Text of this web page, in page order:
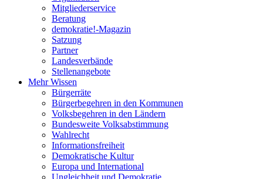
Mitgliederservice
Beratung
demokratie!-Magazin
Satzung
Partner
Landesverbände
Stellenangebote
Mehr Wissen
Bürgerräte
Bürgerbegehren in den Kommunen
Volksbegehren in den Ländern
Bundesweite Volksabstimmung
Wahlrecht
Informationsfreiheit
Demokratische Kultur
Europa und International
Ungleichheit und Demokratie